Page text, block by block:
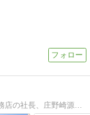
福岡市城南区荒江にある吉源(よしもと)工務店の社長、庄野崎源太のブログです。